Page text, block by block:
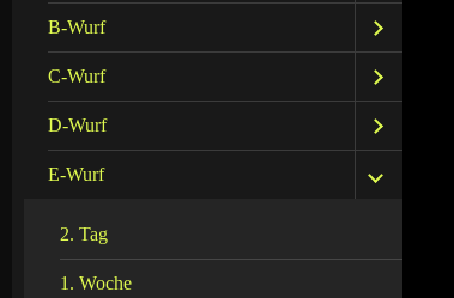
B-Wurf
C-Wurf
D-Wurf
E-Wurf
2. Tag
1. Woche